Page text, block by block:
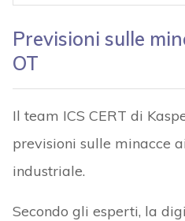
Previsioni sulle
OT
Il team ICS CERT di
previsioni sulle minacce
industriale.
Secondo gli esperti, la